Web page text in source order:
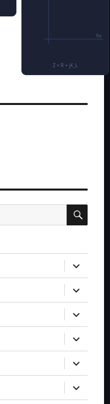
Z = R + jX_L
anzeigen
anzeigen
anzeigen
anzeigen
anzeigen
anzeigen